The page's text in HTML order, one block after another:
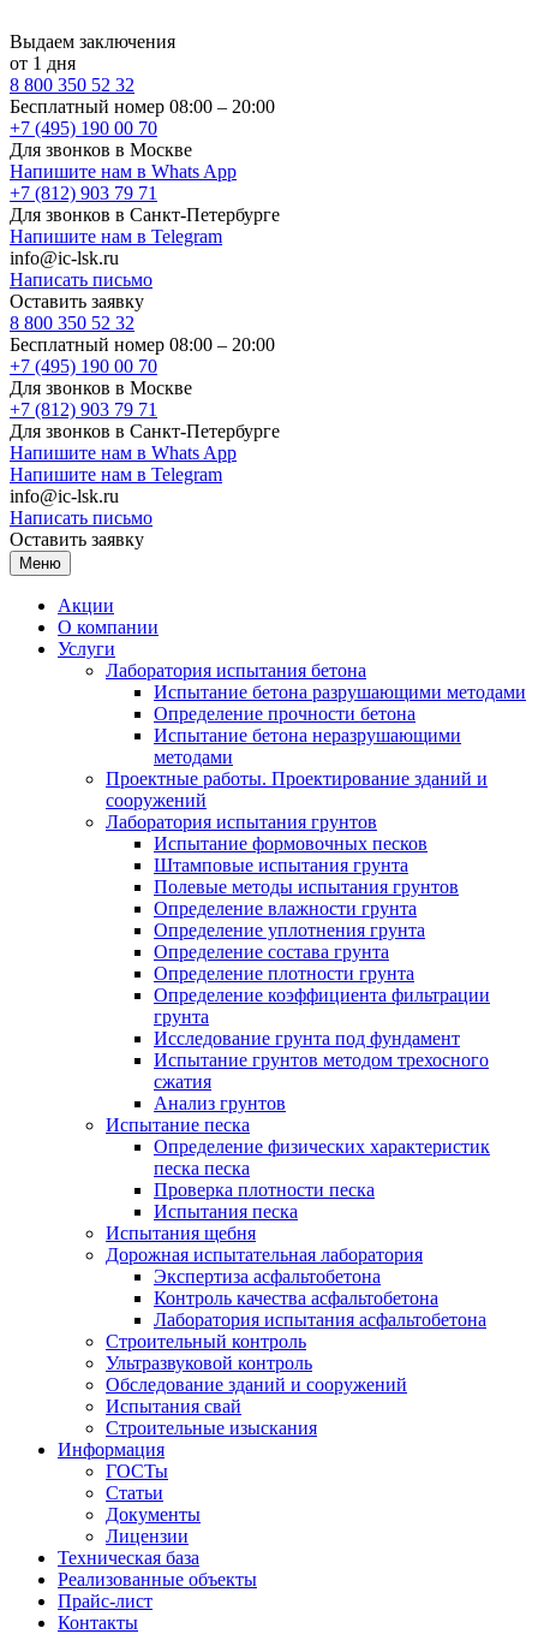
Выдаем заключения
от 1 дня
8 800 350 52 32
Бесплатный номер 08:00 – 20:00
+7 (495) 190 00 70
Для звонков в Москве
Напишите нам в Whats App
+7 (812) 903 79 71
Для звонков в Санкт-Петербурге
Напишите нам в Telegram
info@ic-lsk.ru
Написать письмо
Оставить заявку
8 800 350 52 32
Бесплатный номер 08:00 – 20:00
+7 (495) 190 00 70
Для звонков в Москве
+7 (812) 903 79 71
Для звонков в Санкт-Петербурге
Напишите нам в Whats App
Напишите нам в Telegram
info@ic-lsk.ru
Написать письмо
Оставить заявку
Меню
Акции
О компании
Услуги
Лаборатория испытания бетона
Испытание бетона разрушающими методами
Определение прочности бетона
Испытание бетона неразрушающими
методами
Проектные работы. Проектирование зданий и
сооружений
Лаборатория испытания грунтов
Испытание формовочных песков
Штамповые испытания грунта
Полевые методы испытания грунтов
Определение влажности грунта
Определение уплотнения грунта
Определение состава грунта
Определение плотности грунта
Определение коэффициента фильтрации
грунта
Исследование грунта под фундамент
Испытание грунтов методом трехосного
сжатия
Анализ грунтов
Испытание песка
Определение физических характеристик
песка песка
Проверка плотности песка
Испытания песка
Испытания щебня
Дорожная испытательная лаборатория
Экспертиза асфальтобетона
Контроль качества асфальтобетона
Лаборатория испытания асфальтобетона
Строительный контроль
Ультразвуковой контроль
Обследование зданий и сооружений
Испытания свай
Строительные изыскания
Информация
ГОСТы
Статьи
Документы
Лицензии
Техническая база
Реализованные объекты
Прайс-лист
Контакты